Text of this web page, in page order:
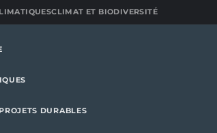
CLIMAT ET BIODIVERSITÉ
PROJETS DURABLES